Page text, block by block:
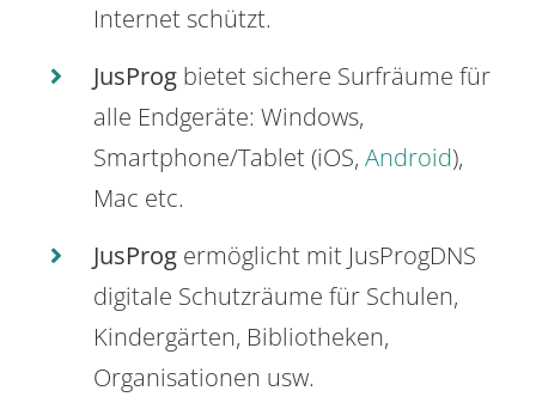
Internet schützt.
JusProg bietet sichere Surfräume für
alle Endgeräte: Windows,
Smartphone/Tablet (iOS, Android),
Mac etc.
JusProg ermöglicht mit JusProgDNS
digitale Schutzräume für Schulen,
Kindergärten, Bibliotheken,
Organisationen usw.